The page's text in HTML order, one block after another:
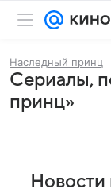
Наследный принц
Сериалы,
принц»
Новости